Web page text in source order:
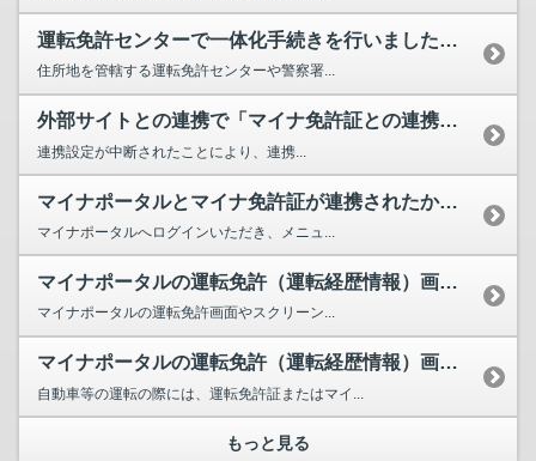
運転免許センターで一体化手続きを行いましたが、マイナポータルでは未連携と表示されており、運転免...
住所地を管轄する運転免許センターや警察署...
外部サイトとの連携で「マイナ免許証との連携設定時にエラーが発生しています」と表示され連携できま...
連携設定が中断されたことにより、連携...
マイナポータルとマイナ免許証が連携されたかを確認する方法はありますか。
マイナポータルへログインいただき、メニュ...
マイナポータルの運転免許（運転経歴情報）画面はマイナ免許証の代わりとなりますか。
マイナポータルの運転免許画面やスクリーン...
マイナポータルの運転免許（運転経歴情報）画面を表示出来ればマイナ免許証を持たずに車を運転しても...
自動車等の運転の際には、運転免許証またはマイ...
もっと見る